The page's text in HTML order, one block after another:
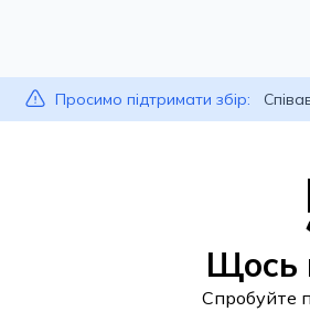
Просимо підтримати збір:
Щось
Спробуйте